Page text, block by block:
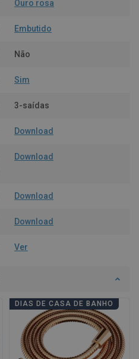
Ouro rosa
Embutido
Não
Sim
3-saídas
Download
Download
Download
Download
Ver
DIAS DE CASA DE BANHO